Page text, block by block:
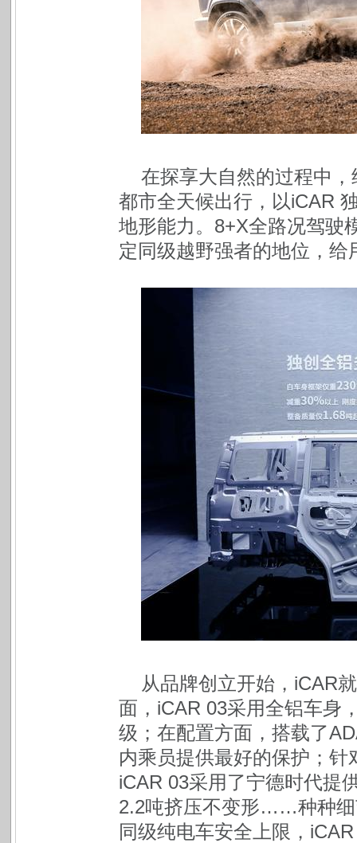
在探享大自然的过程中
都市全天候出行，以iCAR
地形能力。8+X全路况驾驶
定同级越野强者的地位，
从品牌创立开始，iCAR
面，iCAR 03采用全铝车身
级；在配置方面，搭载了
内乘员提供最好的保护；
iCAR 03采用了宁德时代提
2.2吨挤压不变形……种种细
同级纯电车安全上限，